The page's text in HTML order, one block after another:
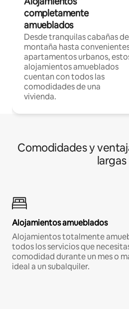
completamente
amueblados
Desde tranquilas cabañas de
montaña hasta
apartamentos urbanos,
alojamientos amueblados
cuentan con todos las
comodidades de una
vivienda.
Comodidades y
largas
Alojamientos amueblados
Alojamientos totalmente
todos los servicios que
comodidad durante un mes o
ideal a un subalquiler.